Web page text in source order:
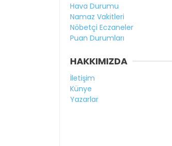
Hava Durumu
Namaz Vakitleri
Nöbetçi Eczaneler
Puan Durumları
HAKKIMIZDA
İletişim
Künye
Yazarlar